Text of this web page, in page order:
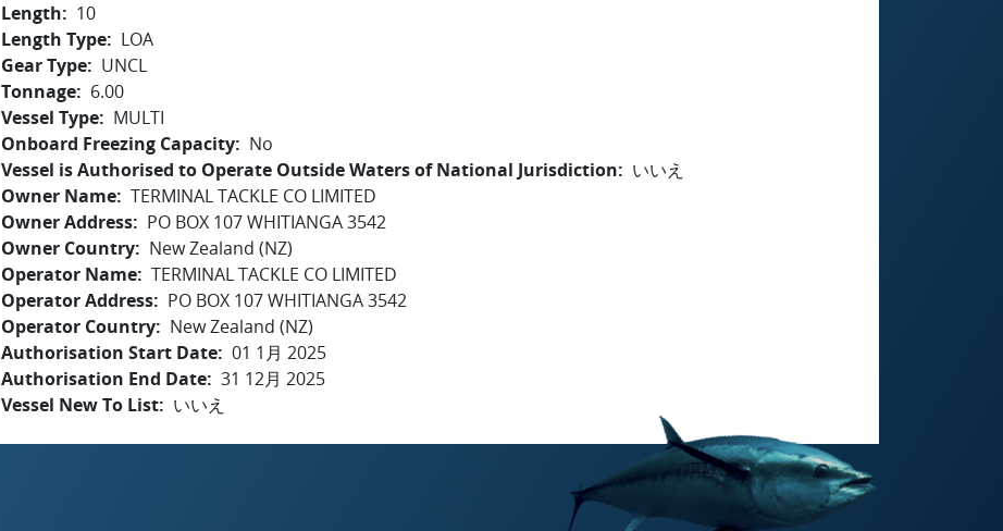
Length
10
Length Type
LOA
Gear Type
UNCL
Tonnage
6.00
Vessel Type
MULTI
Onboard Freezing Capacity
No
Vessel is Authorised to Operate Outside Waters of National Jurisdiction
いいえ
Owner Name TERMINAL TACKLE CO LIMITED
Owner Address
PO BOX 107 WHITIANGA 3542
Owner Country
New Zealand (NZ)
Operator Name TERMINAL TACKLE CO LIMITED
Operator Address
PO BOX 107 WHITIANGA 3542
Operator Country
New Zealand (NZ)
Authorisation Start Date 01 1月 2025
Authorisation End Date 31 12月 2025
Vessel New To List
いいえ